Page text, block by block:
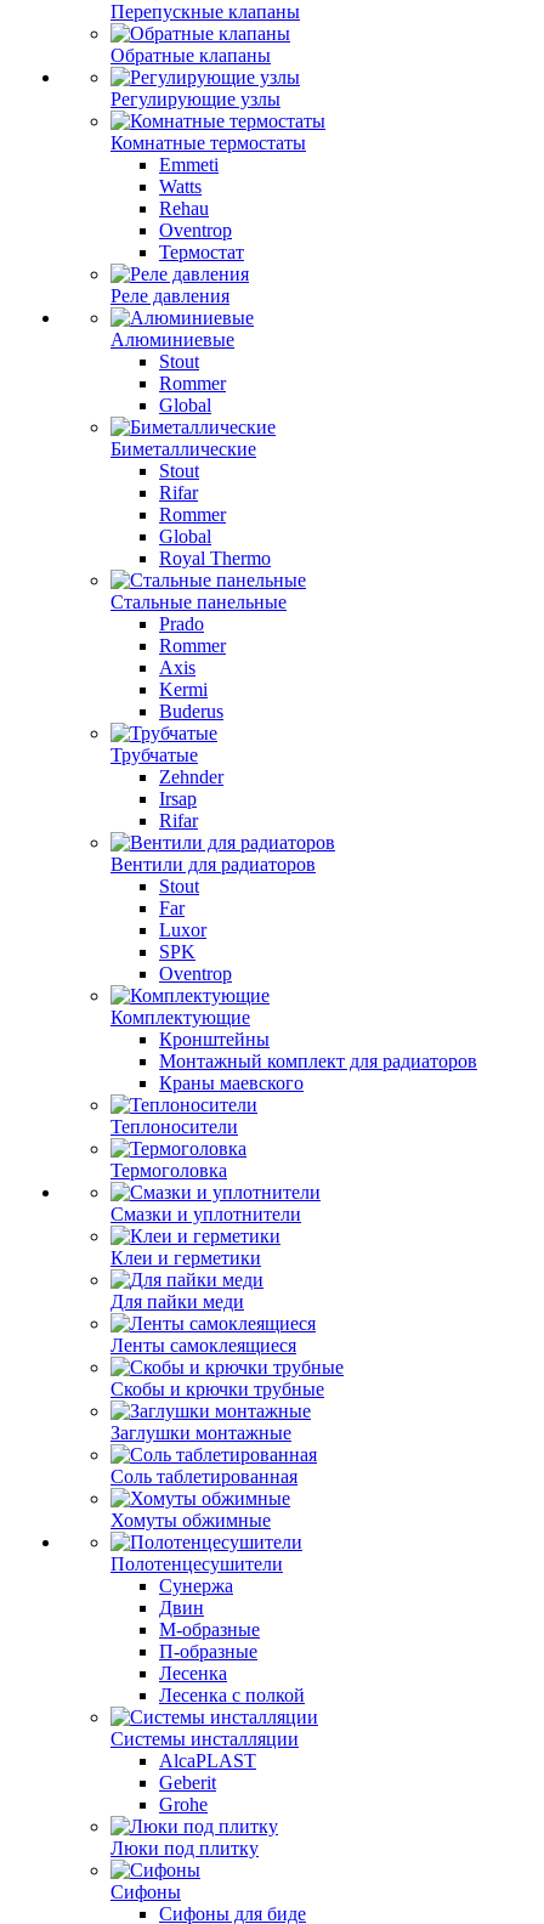
Перепускные клапаны
Обратные клапаны
Регулирующие узлы
Комнатные термостаты
Emmeti
Watts
Rehau
Oventrop
Термостат
Реле давления
Алюминиевые
Stout
Rommer
Global
Биметаллические
Stout
Rifar
Rommer
Global
Royal Thermo
Стальные панельные
Prado
Rommer
Axis
Kermi
Buderus
Трубчатые
Zehnder
Irsap
Rifar
Вентили для радиаторов
Stout
Far
Luxor
SPK
Oventrop
Комплектующие
Кронштейны
Монтажный комплект для радиаторов
Краны маевского
Теплоносители
Термоголовка
Смазки и уплотнители
Клеи и герметики
Для пайки меди
Ленты самоклеящиеся
Скобы и крючки трубные
Заглушки монтажные
Соль таблетированная
Хомуты обжимные
Полотенцесушители
Сунержа
Двин
М-образные
П-образные
Лесенка
Лесенка с полкой
Системы инсталляции
AlcaPLAST
Geberit
Grohe
Люки под плитку
Сифоны
Сифoны для биде